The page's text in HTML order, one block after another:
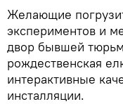
Желающие
экспериментов и
двор бывшей
рождественская
интерактивные
инсталляции.